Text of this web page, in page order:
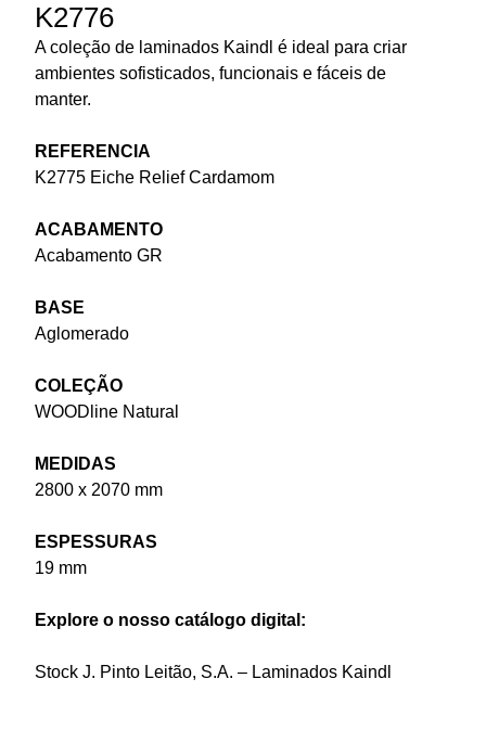
K2776
A coleção de laminados Kaindl é ideal para criar
ambientes sofisticados, funcionais e fáceis de
manter.
REFERENCIA
K2775 Eiche Relief Cardamom
ACABAMENTO
Acabamento GR
BASE
Aglomerado
COLEÇÃO
WOODline Natural
MEDIDAS
2800 x 2070 mm
ESPESSURAS
19 mm
Explore o nosso catálogo digital:
Stock J. Pinto Leitão, S.A. – Laminados Kaindl